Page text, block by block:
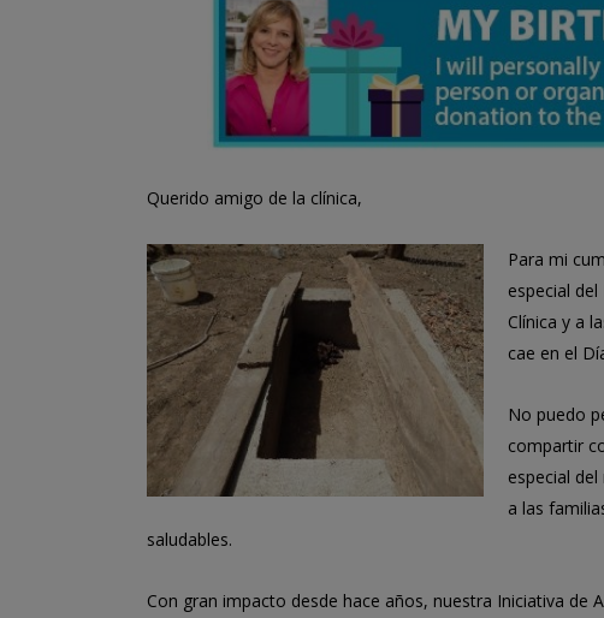
Querido amigo de la clínica,
Para mi
especial
Clínica y a
cae en el
No puedo
compartir
especial
a las
saludables.
Con gran impacto desde hace años, nuestra Iniciativa de